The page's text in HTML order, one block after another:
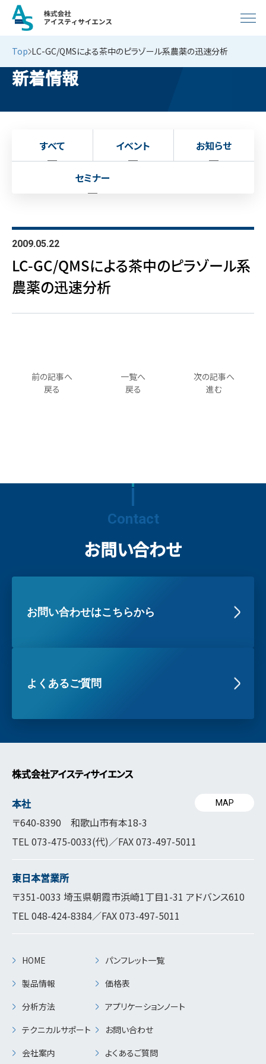
Top LC-GC/QMSによる茶中のピラゾール系農薬の迅速分析
新着情報
すべて イベント お知らせ
セミナー
2009.05.22
LC-GC/QMSによる茶中のピラゾール系
農薬の迅速分析
一覧へ
戻る
前の記事へ
戻る
次の記事へ
進む
Contact
お問い合わせ
お問い合わせはこちらから
よくあるご質問
株式会社アイスティサイエンス
本社
〒640-8390 和歌山市有本18-3
TEL073-475-0033(代)／FAX 073-497-5011
MAP
東日本営業所
〒351-0033 埼玉県朝霞市浜崎1丁目1-31 アドバンス610
TEL048-424-8384／FAX 073-497-5011
HOME
製品情報
分析方法
テクニカルサポート
会社案内
パンフレット一覧
価格表
アプリケーションノート
お問い合わせ
よくあるご質問